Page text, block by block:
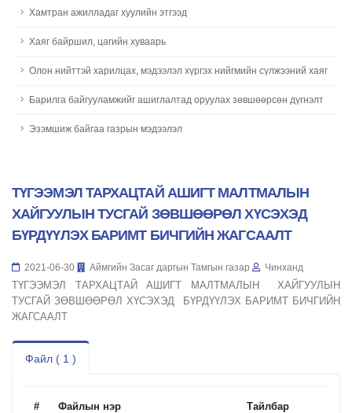
Хамтран ажилладаг хуулийн этгээд
Хаяг байршил, цагийн хуваарь
Олон нийттэй харилцах, мэдээлэл хүргэх нийгмийн сүлжээний хаяг
Барилга байгууламжийг ашиглалтад оруулах зөвшөөрсөн дүгнэлт
Эзэмшиж байгаа газрын мэдээлэл
ТҮГЭЭМЭЛ ТАРХАЦТАЙ АШИГТ МАЛТМАЛЫН
ХАЙГУУЛЫН ТУСГАЙ ЗӨВШӨӨРӨЛ ХҮСЭХЭД
БҮРДҮҮЛЭХ БАРИМТ БИЧГИЙН ЖАГСААЛТ
2021-06-30 Аймгийн Засаг даргын Тамгын газар Чинханд
ТҮГЭЭМЭЛ ТАРХАЦТАЙ АШИГТ МАЛТМАЛЫН ХАЙГУУЛЫН
ТУСГАЙ ЗӨВШӨӨРӨЛ ХҮСЭХЭД БҮРДҮҮЛЭХ БАРИМТ БИЧГИЙН
ЖАГСААЛТ
Файл ( 1 )
# Файлын нэр Тайлбар